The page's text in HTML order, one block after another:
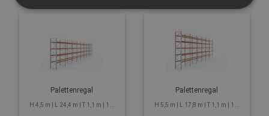
Palettenregal
H 4,5 m | L 24,4 m | T 1,1 m | 1...
Palettenregal
H 5,5 m | L 17,8 m | T 1,1 m | 1...